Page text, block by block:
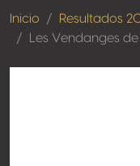
Inicio Resultados
Les Vendanges